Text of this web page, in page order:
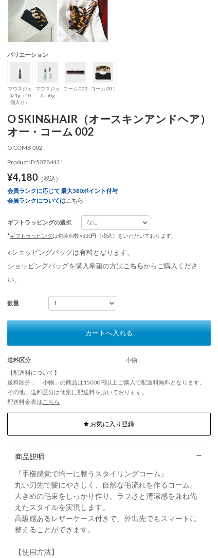
バリエーション
マウスジェ
ル 1g（10
個入り）
マウスジェ
ル 50g
コーム 003 コーム 001
O SKIN&HAIR（オースキンアンドヘア）
オー・コーム 002
O COMB 002
Product ID:50784431
¥4,180 （税込）
会員ランクに応じて 最大380ポイント付与
会員ランクについてはこちら
ギフトラッピングの選択
*ギフトラッピングは包装個数×330円（税込）をいただいております。
※ショッピングバッグは有料となります。
ショッピングバッグを購入希望の方はこちらからご購入くださ
い。
数量
カートへ入れる
送料区分
小物
【配送料について】
送料区分：「小物」の商品は15000円以上ご購入で配送料無料となります。
その他、送料区分は個別に配送料を頂いております。
配送料金表は こちら
お気に入り登録
商品説明
『手櫛感覚で均一に整うスタイリングコーム』
丸い刃先で髪にやさしく、自然な毛流れを作るコーム。
大きめの毛束をしっかり作り、ラフさと清潔感を兼ね備
えたスタイルを実現します。
高級感あるレザーケース付きで、外出先でもスマートに
整えることができます。
【使用方法】